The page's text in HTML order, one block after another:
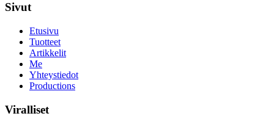
Sivut
Etusivu
Tuotteet
Artikkelit
Me
Yhteystiedot
Productions
Viralliset